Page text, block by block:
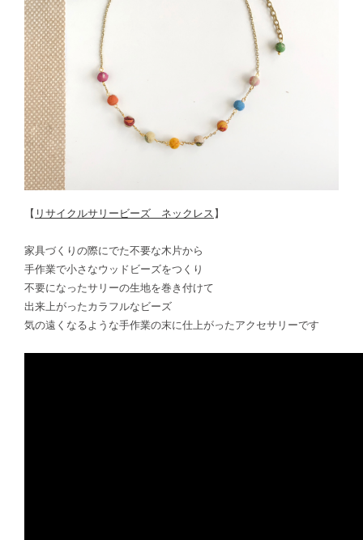
【 リサイクルサリービーズ ネックレス 】
家具づくりの際にでた不要な木片から
手作業で小さなウッドビーズをつくり
不要になったサリーの生地を巻き付けて
出来上がったカラフルなビーズ
気の遠くなるような手作業の末に仕上がったアクセサリーです